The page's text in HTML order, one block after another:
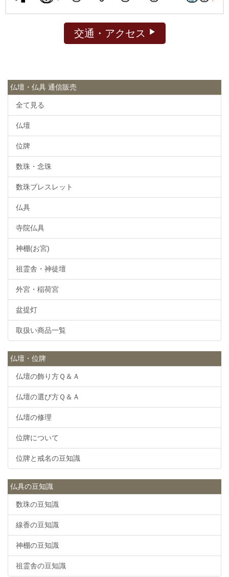
交通・アクセス
仏壇・仏具 通信販売
全て見る
仏壇
位牌
数珠・念珠
数珠ブレスレット
仏具
寺院仏具
神棚(お宮)
祖霊舎・神徒壇
外宮・稲荷宮
盆提灯
取扱い商品一覧
仏壇・位牌
仏壇の飾り方Ｑ＆Ａ
仏壇の選び方Ｑ＆Ａ
仏壇の修理
位牌について
位牌と戒名の豆知識
仏具の豆知識
数珠の豆知識
線香の豆知識
神棚の豆知識
祖霊舎の豆知識